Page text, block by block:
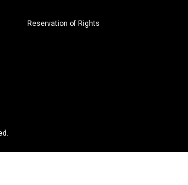
Reservation of Rights